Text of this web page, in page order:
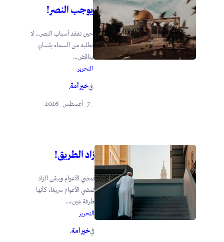
يوجب النصر!
حين نفقد أسباب النصر… لا
نطلبه من السماء بلسانٍ
يناقض...
التحرير
فيخير أمة.
زاد الطريق!
تمضي الأعوام ويبقى الزاد
تمضي الأعوام سريعًا، كأنها
طرفة عين،...
التحرير
فيخير أمة.